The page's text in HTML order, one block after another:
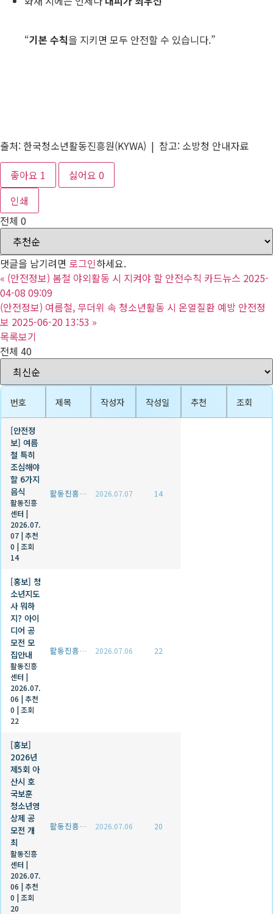
“기본 수칙을 지키면 모두 안전할 수 있습니다.”
출처: 한국청소년활동진흥원(KYWA) | 참고: 소방청 안내자료
좋아요 1 싫어요 0
인쇄
전체 0
댓글을 남기려면 로그인하세요.
« (안전정보) 봄철 야외활동 시 지켜야 할 안전수칙 카드뉴스 2025-
04-08 09:09
(안전정보) 여름철, 무더위 속 청소년활동 시 온열질환 예방 안전정
보 2025-06-20 13:53 »
목록보기
전체 40
번호 제목 작성자 작성일 추천 조회
[안전정
보] 여름
철 특히
조심해야
할 6가지
음식
활동진흥
센터 |
2026.07.
07 |추천
0 |조회
14
활동진흥센터 2026.07.07 14
[홍보] 청
소년지도
사 뭐하
지? 아이
디어 공
모전 모
집안내
활동진흥
센터 |
2026.07.
06 |추천
0 |조회
22
활동진흥센터 2026.07.06 22
[홍보]
2026년
제5회 아
산시 호
국보훈
청소년영
상제 공
모전 개
최
활동진흥
센터 |
2026.07.
06 |추천
0 |조회
20
활동진흥센터 2026.07.06 20